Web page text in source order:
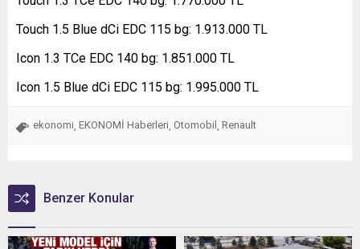
Touch 1.5 Blue dCi EDC 115 bg: 1.913.000 TL
Icon 1.3 TCe EDC 140 bg: 1.851.000 TL
Icon 1.5 Blue dCi EDC 115 bg: 1.995.000 TL
ekonomi EKONOMİ Haberleri Otomobil Renault
Benzer Konular